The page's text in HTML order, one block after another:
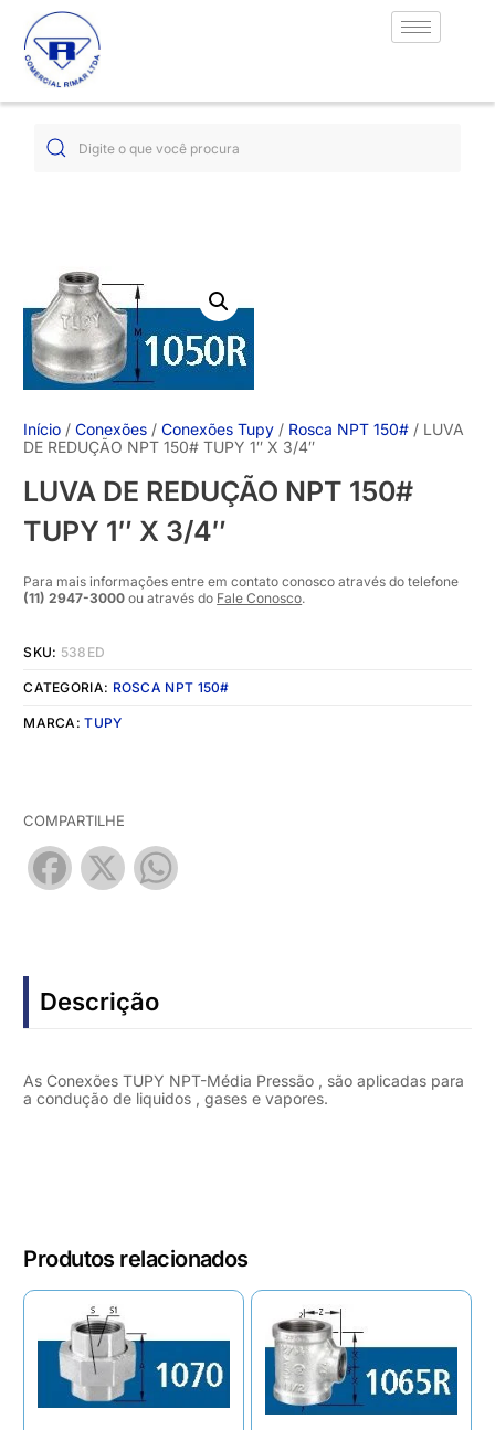
Início /Conexões /Conexões Tupy / Rosca NPT 150# / LUVA
DE REDUÇÃO NPT 150# TUPY 1″ X 3/4″
LUVA DE REDUÇÃO NPT 150#
TUPY 1″ X 3/4″
Para mais informações entre em contato conosco através do telefone
(11) 2947-3000 ou através do Fale Conosco.
SKU: 538ED
CATEGORIA: ROSCA NPT 150#
MARCA:TUPY
COMPARTILHE
Facebook
X
Descrição
As Conexões TUPY NPT-Média Pressão , são aplicadas para
a condução de liquidos , gases e vapores.
Produtos relacionados